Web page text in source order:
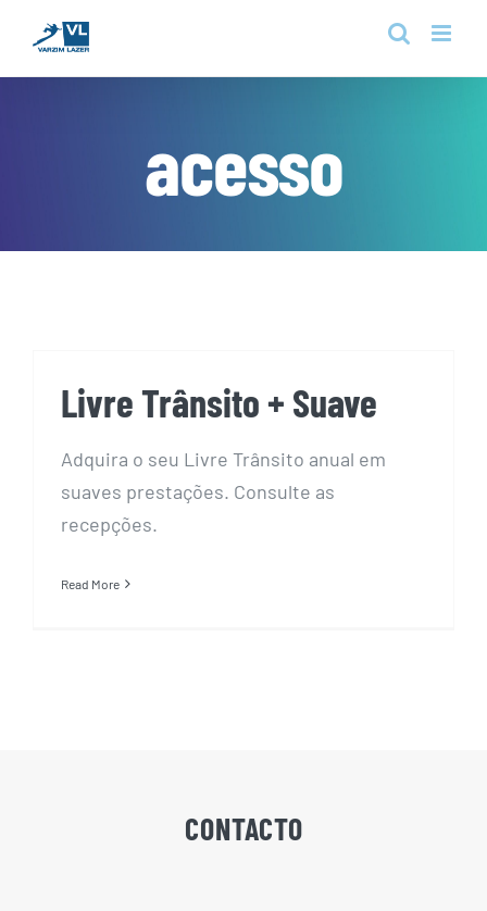
content
acesso
Livre Trânsito + Suave
Adquira o seu Livre Trânsito anual em
suaves prestações. Consulte as
recepções.
Read More
CONTACTO